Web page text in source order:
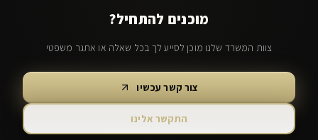
מוכנים להתחיל?
צוות המשרד שלנו מוכן לסייע לך בכל שאלה או אתגר משפטי
צור קשר עכשיו
התקשר אלינו